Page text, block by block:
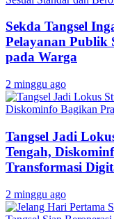
Sekda Tangsel
Pelayanan Publik
pada Warga
2 minggu ago
Tangsel Jadi
Tengah,
Transformasi
2 minggu ago